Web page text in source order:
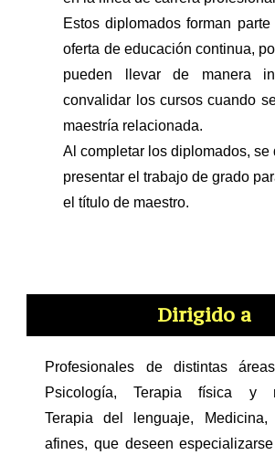
Estos diplomados forman parte
oferta de educación continua,
pueden llevar de manera
convalidar los cursos cuando
maestría relacionada.
Al completar los diplomados, se
presentar el trabajo de grado
el título de maestro.
Dirigido a
Profesionales de distintas
Psicología, Terapia física y
Terapia del lenguaje,
afines, que deseen